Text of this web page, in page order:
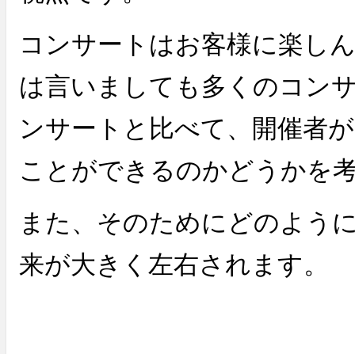
コンサートはお客様に楽し
は言いましても多くのコン
ンサートと比べて、開催者
ことができるのかどうかを
また、そのためにどのよう
来が大きく左右されます。